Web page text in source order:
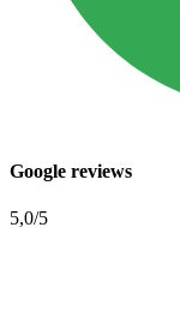
Google reviews
5,0/5